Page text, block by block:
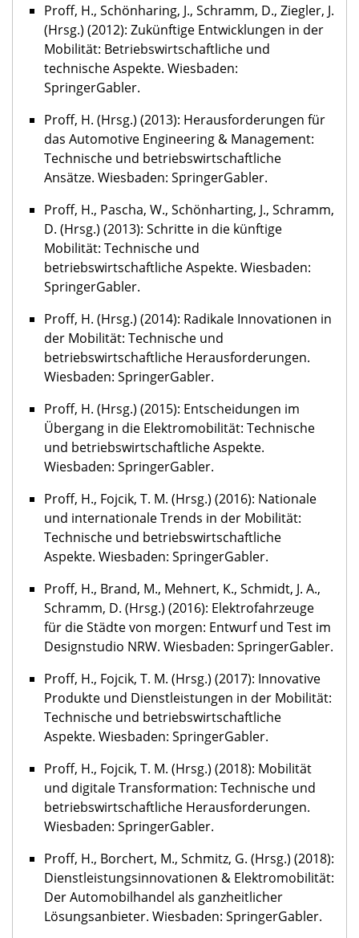
Proff, H., Schönharing, J., Schramm, D., Ziegler, J.
(Hrsg.) (2012): Zukünftige Entwicklungen in der
Mobilität: Betriebswirtschaftliche und
technische Aspekte. Wiesbaden:
SpringerGabler.
Proff, H. (Hrsg.) (2013): Herausforderungen für
das Automotive Engineering & Management:
Technische und betriebswirtschaftliche
Ansätze. Wiesbaden: SpringerGabler.
Proff, H., Pascha, W., Schönharting, J., Schramm,
D. (Hrsg.) (2013): Schritte in die künftige
Mobilität: Technische und
betriebswirtschaftliche Aspekte. Wiesbaden:
SpringerGabler.
Proff, H. (Hrsg.) (2014): Radikale Innovationen in
der Mobilität: Technische und
betriebswirtschaftliche Herausforderungen.
Wiesbaden: SpringerGabler.
Proff, H. (Hrsg.) (2015): Entscheidungen im
Übergang in die Elektromobilität: Technische
und betriebswirtschaftliche Aspekte.
Wiesbaden: SpringerGabler.
Proff, H., Fojcik, T. M. (Hrsg.) (2016): Nationale
und internationale Trends in der Mobilität:
Technische und betriebswirtschaftliche
Aspekte. Wiesbaden: SpringerGabler.
Proff, H., Brand, M., Mehnert, K., Schmidt, J. A.,
Schramm, D. (Hrsg.) (2016): Elektrofahrzeuge
für die Städte von morgen: Entwurf und Test im
Designstudio NRW. Wiesbaden: SpringerGabler.
Proff, H., Fojcik, T. M. (Hrsg.) (2017): Innovative
Produkte und Dienstleistungen in der Mobilität:
Technische und betriebswirtschaftliche
Aspekte. Wiesbaden: SpringerGabler.
Proff, H., Fojcik, T. M. (Hrsg.) (2018): Mobilität
und digitale Transformation: Technische und
betriebswirtschaftliche Herausforderungen.
Wiesbaden: SpringerGabler.
Proff, H., Borchert, M., Schmitz, G. (Hrsg.) (2018):
Dienstleistungsinnovationen & Elektromobilität:
Der Automobilhandel als ganzheitlicher
Lösungsanbieter. Wiesbaden: SpringerGabler.